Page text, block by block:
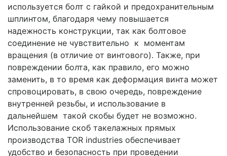
используется болт с гайкой и предохранительным
шплинтом, благодаря чему повышается
надежность конструкции, так как болтовое
соединение не чувствительно к моментам
вращения (в отличие от винтового). Также, при
повреждении болта, как правило, его можно
заменить, в то время как деформация винта может
спровоцировать, в свою очередь, повреждение
внутренней резьбы, и использование в
дальнейшем такой скобы будет не возможно.
Использование скоб такелажных прямых
производства TOR industries обеспечивает
удобство и безопасность при проведении